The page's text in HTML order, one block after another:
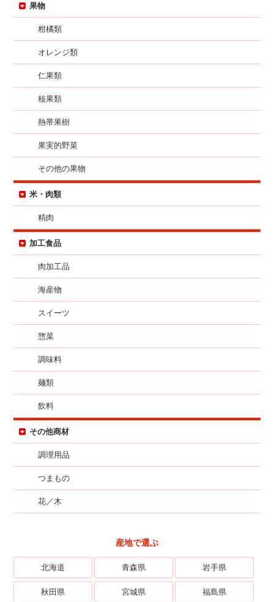
果物
柑橘類
オレンジ類
仁果類
核果類
熱帯果樹
果実的野菜
その他の果物
米・肉類
精肉
加工食品
肉加工品
海産物
スイーツ
惣菜
調味料
麺類
飲料
その他商材
調理用品
つまもの
花／木
産地で選ぶ
北海道 青森県 岩手県
秋田県 宮城県 福島県